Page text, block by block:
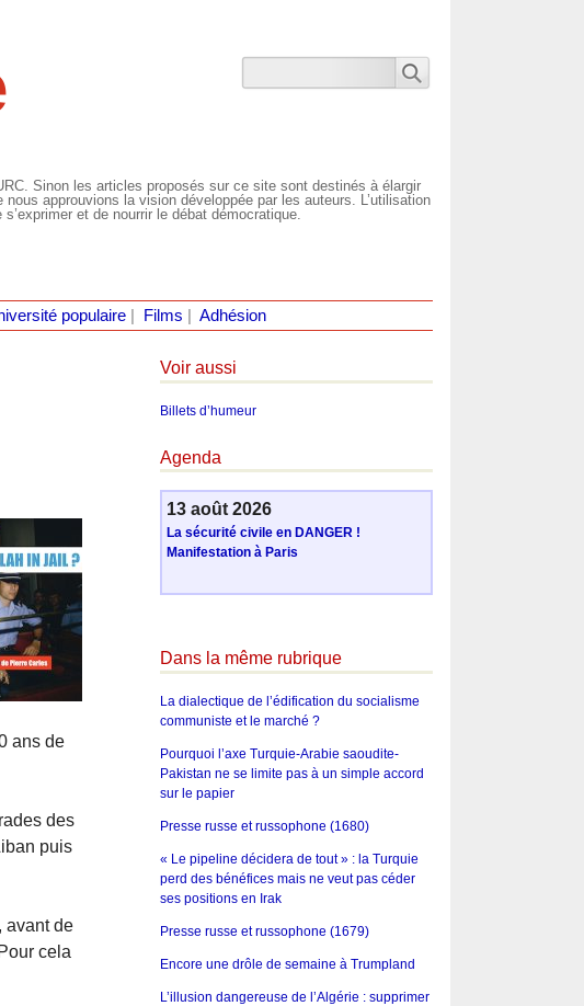
Sinon les articles proposés sur ce site sont destinés à élargir
approuvions la vision développée par les auteurs. L’utilisation
et de nourrir le débat démocratique.
populaire| Films Adhésion
ans de
des
puis
avant de
cela
Voir aussi
Billets d’humeur
Agenda
13 août 2026
La sécurité civile en DANGER !
Manifestation à Paris
Dans la même rubrique
La dialectique de l’édification du socialisme
communiste et le marché ?
Pourquoi l’axe Turquie-Arabie saoudite-
Pakistan ne se limite pas à un simple accord
sur le papier
Presse russe et russophone (1680)
« Le pipeline décidera de tout » : la Turquie
perd des bénéfices mais ne veut pas céder
ses positions en Irak
Presse russe et russophone (1679)
Encore une drôle de semaine à Trumpland
L’illusion dangereuse de l’Algérie : supprimer